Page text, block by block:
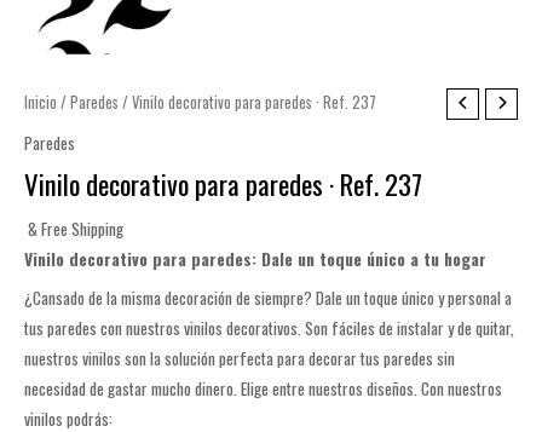
Inicio / Paredes / Vinilo decorativo para paredes · Ref. 237
Paredes
Vinilo decorativo para paredes · Ref. 237
& Free Shipping
Vinilo decorativo para paredes: Dale un toque único a tu hogar
¿Cansado de la misma decoración de siempre? Dale un toque único y personal a
tus paredes con nuestros vinilos decorativos. Son fáciles de instalar y de quitar,
nuestros vinilos son la solución perfecta para decorar tus paredes sin
necesidad de gastar mucho dinero. Elige entre nuestros diseños. Con nuestros
vinilos podrás: